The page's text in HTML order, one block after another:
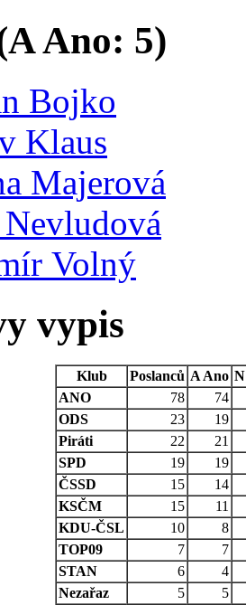
AAno: 5)
Bojko
Klaus
Majerová
Volný
vypis
Klub Poslanců A Ano N
ANO
78
74
ODS
23
19
Piráti
22
21
SPD
19
19
ČSSD
15
14
KSČM
15
11
KDU-ČSL
10
8
TOP09
7
7
STAN
6
4
Nezařaz
5
5